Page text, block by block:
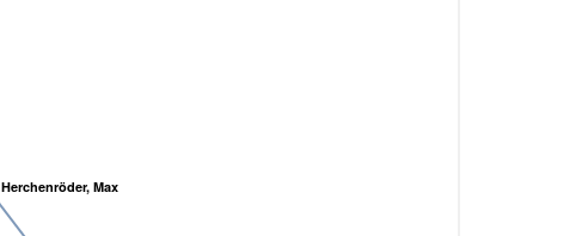
Herchenröder, Max